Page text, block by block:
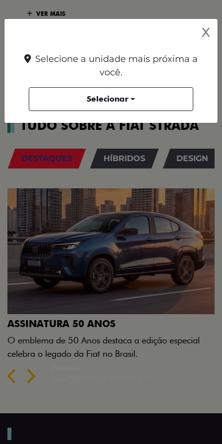
VER MAIS
TUDO SOBRE A FIAT STRADA
DESTAQUES HÍBRIDOS DESIGN
DESIGN QUE SE DESTACA
Teto bicolor, adesivos estilizados e detalhes
Green criam uma identidade visual única.
Previous
Next
X
Selecione a unidade mais próxima a
você.
Selecionar